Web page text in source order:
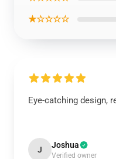
★☆☆☆☆
Eye-catching design,
J Joshua
Verified owner